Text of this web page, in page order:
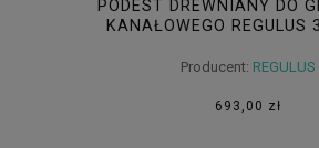
PODEST DREWNIANY DO
KANAŁOWEGO REGULUS
Producent: REGULUS
693,00 zł